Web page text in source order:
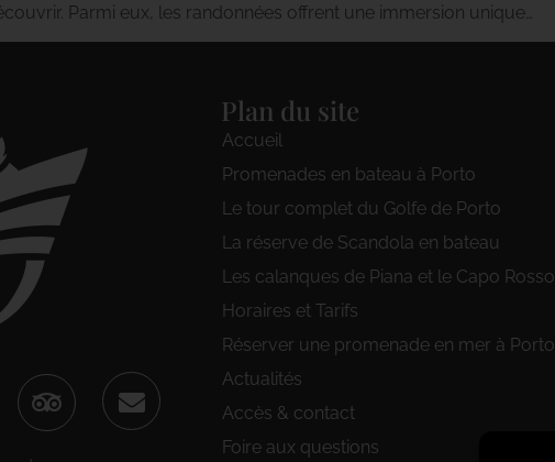
Parmi eux, les randonnées offrent une immersion unique…
Plan du site
Accueil
Promenades en bateau à Porto
Le tour complet du Golfe de Porto
La réserve de Scandola en bateau
Les calanques de Piana et le Capo Rosso
Horaires et Tarifs
Réserver une promenade en mer à Porto
Actualités
Accès & contact
Foire aux questions